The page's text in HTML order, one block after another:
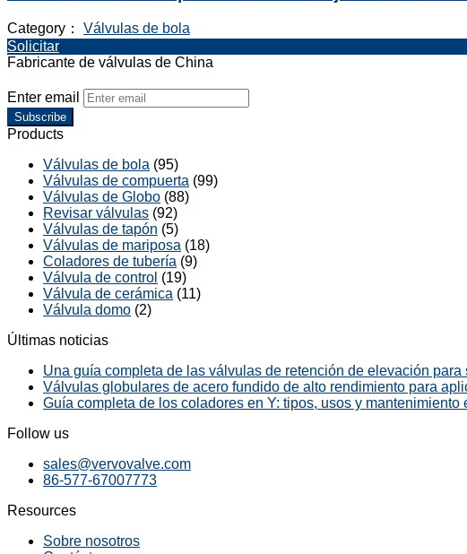
Category： Válvulas de bola
Solicitar
Fabricante de válvulas de China
Enter email
Subscribe
Products
Válvulas de bola (95)
Válvulas de compuerta (99)
Válvulas de Globo (88)
Revisar válvulas (92)
Válvulas de tapón (5)
Válvulas de mariposa (18)
Coladores de tubería (9)
Válvula de control (19)
Válvula de cerámica (11)
Válvula domo (2)
Últimas noticias
Una guía completa de las válvulas de retención de elevación
Válvulas globulares de acero fundido de alto rendimiento para
Guía completa de los coladores en Y: tipos, usos y mantenimiento
Follow us
sales@vervovalve.com
86-577-67007773
Resources
Sobre nosotros